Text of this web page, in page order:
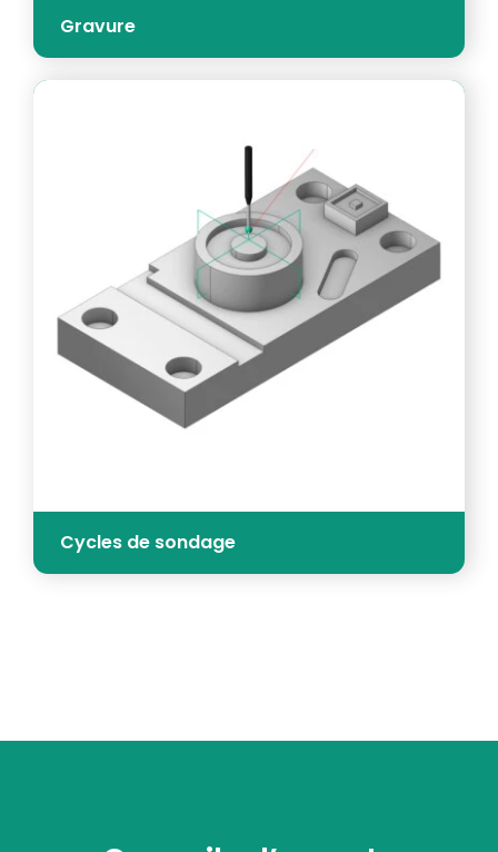
Gravure
Cycles de sondage